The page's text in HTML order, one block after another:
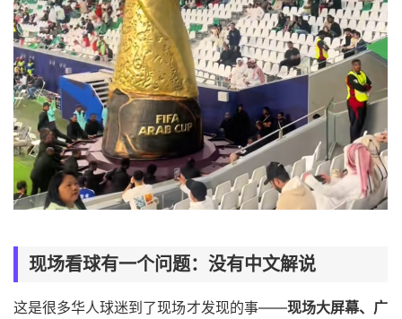
现场看球有一个问题：没有中文解说
这是很多华人球迷到了现场才发现的事——现场大屏幕、广